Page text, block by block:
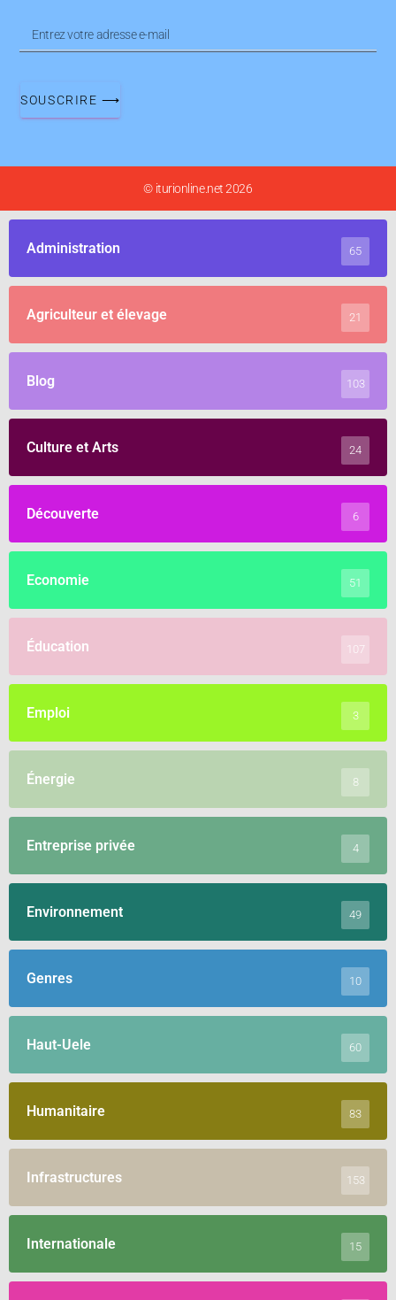
SOUSCRIRE ⟶
© iturionline.net 2026
Administration 65
Agriculteur et élevage 21
Blog 103
Culture et Arts 24
Découverte 6
Economie 51
Éducation 107
Emploi 3
Énergie 8
Entreprise privée 4
Environnement 49
Genres 10
Haut-Uele 60
Humanitaire 83
Infrastructures 153
Internationale 15